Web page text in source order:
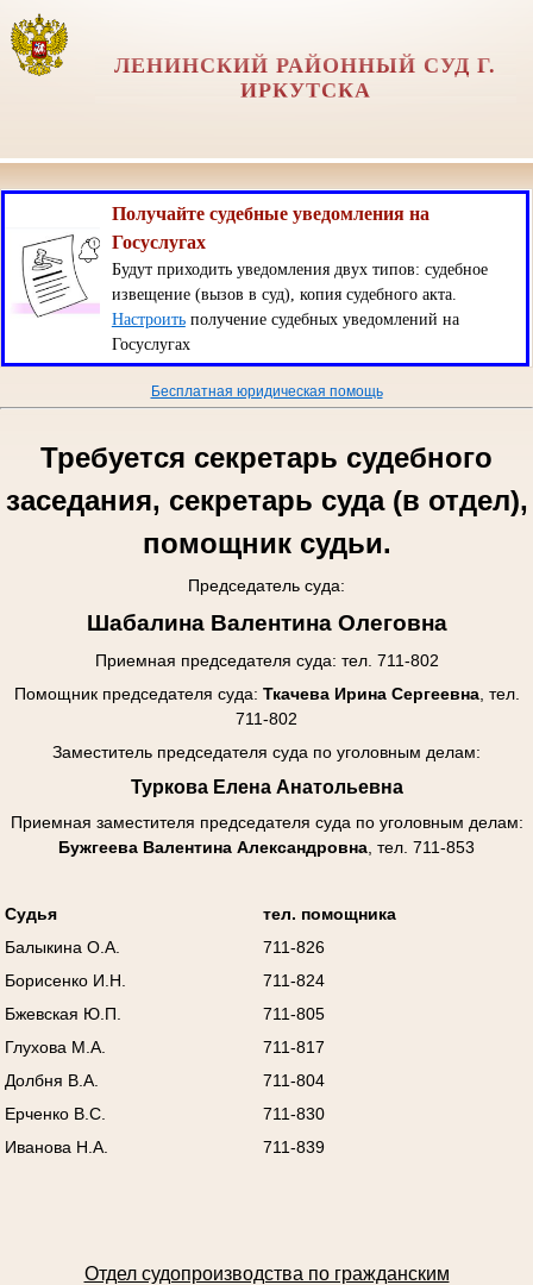
ЛЕНИНСКИЙ РАЙОННЫЙ СУД Г.
ИРКУТСКА
Получайте судебные уведомления на
Госуслугах
Будут приходить уведомления двух типов: судебное
извещение (вызов в суд), копия судебного акта.
Настроитьполучение судебных уведомлений на
Госуслугах
Бесплатная юридическая помощь
Требуется секретарь судебного
заседания, секретарь суда (в отдел),
помощник судьи.
Председатель суда:
Шабалина Валентина Олеговна
Приемная председателя суда: тел. 711-802
Помощник председателя суда: Ткачева Ирина Сергеевна, тел.
711-802
Заместитель председателя суда по уголовным делам:
Туркова Елена Анатольевна
Приемная заместителя председателя суда по уголовным делам:
Бужгеева Валентина Александровна , тел. 711-853
Судья тел. помощника
Балыкина О.А.
711-826
Борисенко И.Н.
711-824
Бжевская Ю.П.
711-805
Глухова М.А.
711-817
Долбня В.А.
711-804
Ерченко В.С.
711-830
Иванова Н.А.
711-839
Отдел судопроизводства по гражданским